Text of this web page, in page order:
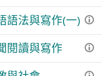
語法與寫作(一)
閱讀與寫作